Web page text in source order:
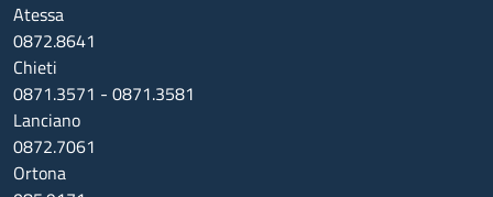
Atessa
0872.8641
Chieti
0871.3571 - 0871.3581
Lanciano
0872.7061
Ortona